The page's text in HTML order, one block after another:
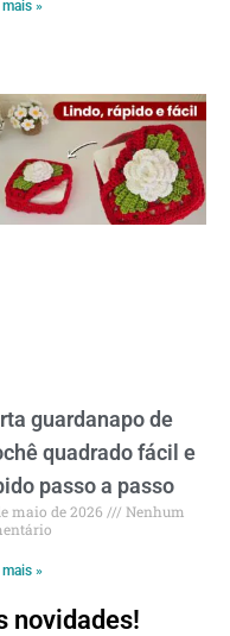
mais »
guardanapo de
quadrado fácil e
passo a passo
maio de 2026
Nenhum
mais »
novidades!